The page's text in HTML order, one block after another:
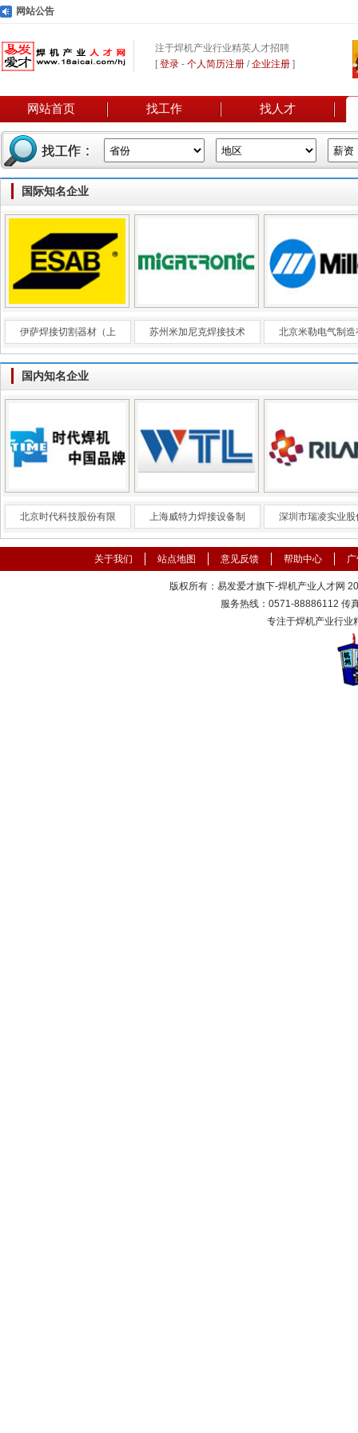
网站公告
注于焊机产业行业精英人才招聘
[登录 - 个人简历注册 /企业注册 ]
网站首页 找工作 找人才
国际知名企业
伊萨焊接切割器材（上 苏州米加尼克焊接技术 北京米勒电气制造
国内知名企业
北京时代科技股份有限 上海威特力焊接设备制 深圳市瑞凌实业股
关于我们 站点地图 意见反馈 帮助中心
版权所有：易发爱才旗下-焊机产业人才网
服务热线：0571-88886112 传
专注于焊机产业行业